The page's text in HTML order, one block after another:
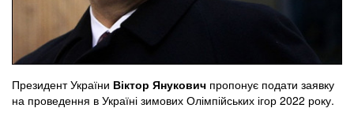
Президент України Віктор Янукович пропонує подати заявку
на проведення в Україні зимових Олімпійських ігор 2022 року.